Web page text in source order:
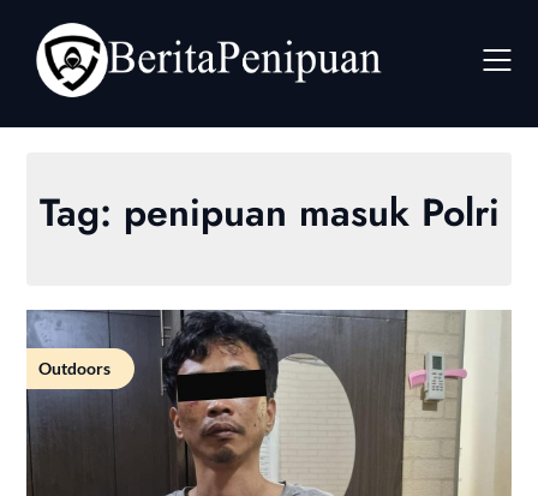
content
Tag: penipuan masuk Polri
Outdoors